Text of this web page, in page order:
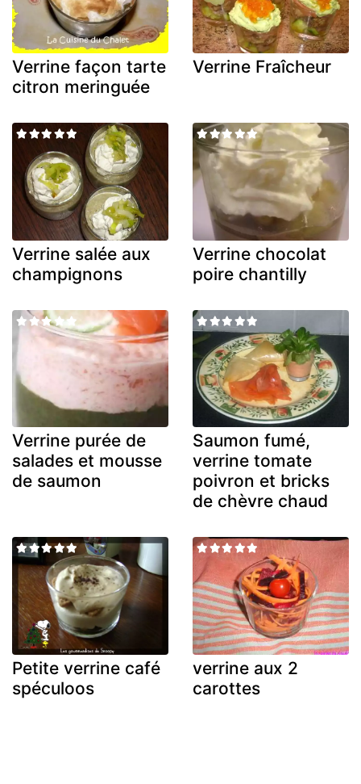
Verrine façon tarte
citron meringuée
Verrine Fraîcheur
Verrine salée aux
champignons
Verrine chocolat
poire chantilly
Verrine purée de
salades et mousse
de saumon
Saumon fumé,
verrine tomate
poivron et bricks
de chèvre chaud
Petite verrine café
spéculoos
verrine aux 2
carottes